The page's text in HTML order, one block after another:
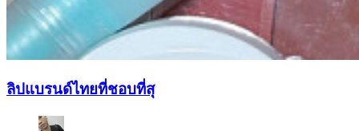
ลิปแบรนด์ไทยที่ชอบที่สุ